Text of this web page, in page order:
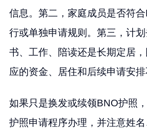
信息。第二，家庭成员是否符
行或单独申请规则。第三，计
书、工作、陪读还是长期定居
应的资金、居住和后续申请安排
如果只是换发或续领BNO护照
护照申请程序办理，并注意姓